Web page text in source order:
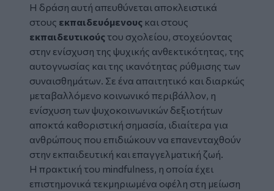
Η δράση αυτή απευθύνεται αποκλειστικά
στους εκπαιδευόμενους και στους
εκπαιδευτικούςτου σχολείου, στοχεύοντας
στην ενίσχυση της ψυχικής ανθεκτικότητας, της
αυτογνωσίας και της ικανότητας ρύθμισης των
συναισθημάτων. Σε ένα απαιτητικό και διαρκώς
μεταβαλλόμενο κοινωνικό περιβάλλον, η
ενίσχυση των ψυχοκοινωνικών δεξιοτήτων
αποκτά καθοριστική σημασία, ιδιαίτερα για
ανθρώπους που επιδιώκουν να επανενταχθούν
στην εκπαιδευτική και επαγγελματική ζωή.
Η πρακτική του mindfulness, η οποία έχει
επιστημονικά τεκμηριωμένα οφέλη στη μείωση